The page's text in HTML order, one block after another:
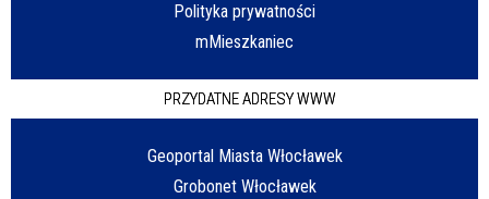
Polityka prywatności
mMieszkaniec
PRZYDATNE ADRESY WWW
Geoportal Miasta Włocławek
Grobonet Włocławek